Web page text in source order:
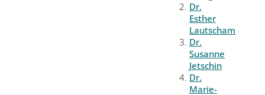
Dr.
Esther
Lautscham
Dr.
Susanne
Jetschin
Dr.
Marie-